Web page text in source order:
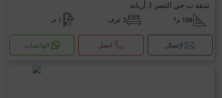
شقة ب حي النصر 1, أريانة
158 م² 3 غرف 1 حـ
لإتصال اتصل الواتساب